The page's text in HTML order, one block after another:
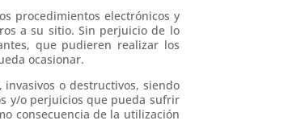
procedimientos electrónicos y
a su sitio. Sin perjuicio de lo
que pudieren realizar los
ocasionar.
o destructivos, siendo
y/o perjuicios que pueda sufrir
consecuencia de la utilización